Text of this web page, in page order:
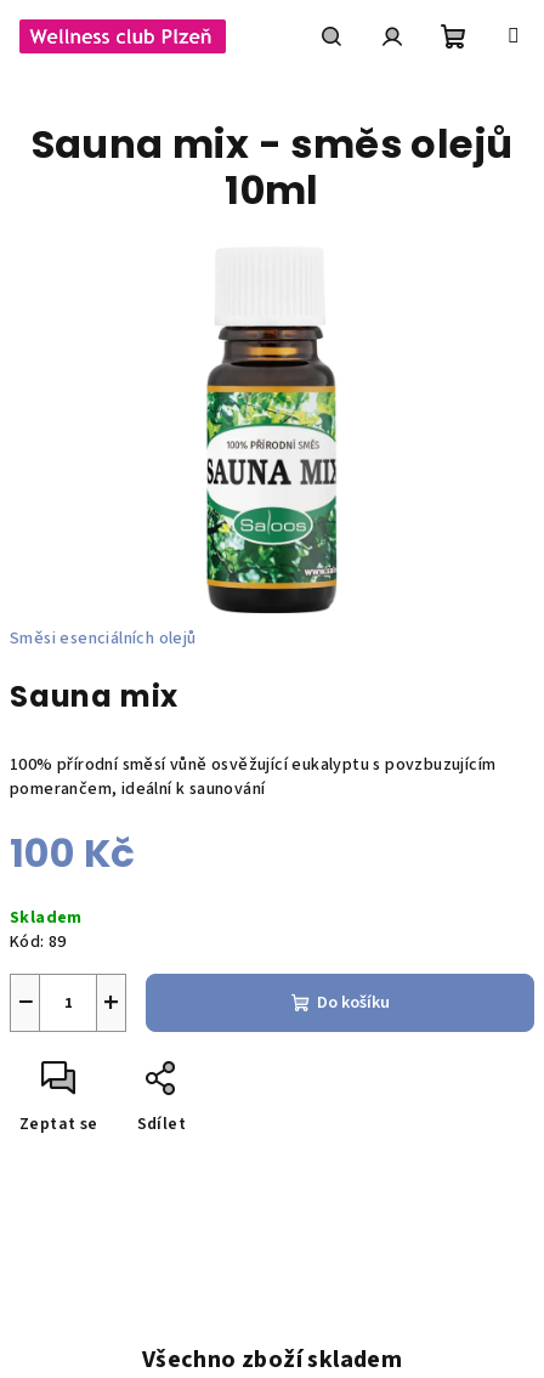
obsah
košík
Směsi esenciálních olejů
Sauna mix
100% přírodní směsí vůně osvěžující eukalyptu s povzbuzujícím
pomerančem, ideální k saunování
100 Kč
cena:
Skladem
Kód: 89
+
− Do košíku
Zeptat se Sdílet
Sauna mix - směs olejů
10ml
Všechno zboží skladem